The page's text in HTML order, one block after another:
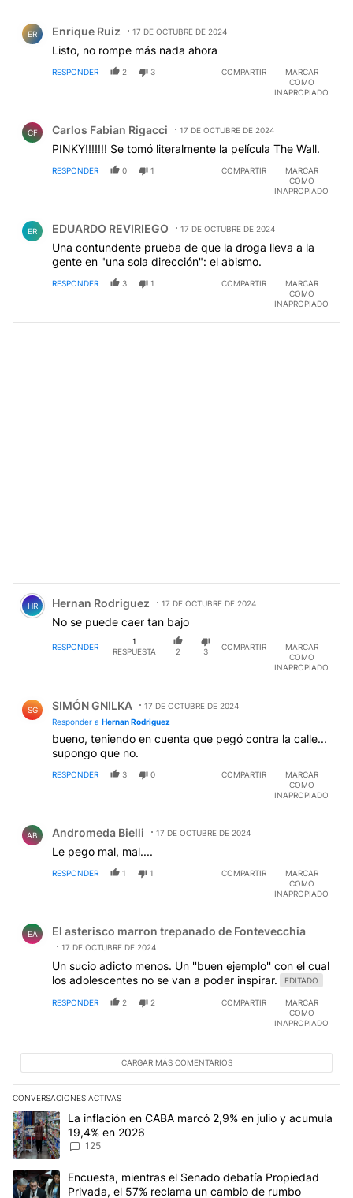
ER Enrique Ruiz 17 DE OCTUBRE DE 2024
Listo, no rompe más nada ahora
RESPONDER 2 3 COMPARTIR
MARCAR
COMO
INAPROPIADO
CF Carlos Fabian Rigacci 17 DE OCTUBRE DE 2024
PINKY!!!!!!! Se tomó literalmente la película The Wall.
RESPONDER 0 1 COMPARTIR
MARCAR
COMO
INAPROPIADO
ER EDUARDO REVIRIEGO 17 DE OCTUBRE DE 2024
Una contundente prueba de que la droga lleva a la
gente en "una sola dirección": el abismo.
RESPONDER 3 1 COMPARTIR
MARCAR
COMO
INAPROPIADO
Comentario de Hernan Rodriguez.
HR Hernan Rodriguez 17 DE OCTUBRE DE 2024
No se puede caer tan bajo
RESPONDER
1
RESPUESTA
2 3
COMPARTIR
MARCAR
COMO
INAPROPIADO
SG SIMÓN GNILKA
17 DE OCTUBRE DE 2024
Responder a Hernan Rodriguez
bueno, teniendo en cuenta que pegó contra la calle...
supongo que no.
RESPONDER 3 0 COMPARTIR
MARCAR
COMO
INAPROPIADO
AB Andromeda Bielli 17 DE OCTUBRE DE 2024
Le pego mal, mal....
RESPONDER 1 1 COMPARTIR
MARCAR
COMO
INAPROPIADO
EA El asterisco marron trepanado de Fontevecchia
17 DE OCTUBRE DE 2024
Un sucio adicto menos. Un ''buen ejemplo'' con el cual
los adolescentes no se van a poder inspirar.
EDITADO
RESPONDER 2 2 COMPARTIR
MARCAR
COMO
INAPROPIADO
CARGAR MÁS COMENTARIOS
CONVERSACIONES ACTIVAS
Este listado muestra los artículos con más comentarios en los
Un artículo de tendencia con el título "La inflación en CABA
La inflación en CABA marcó 2,9% en julio y acumula
19,4% en 2026
125
Un artículo de tendencia con el título "Encuesta, mientras el
Encuesta, mientras el Senado debatía Propiedad
Privada, el 57% reclama un cambio de rumbo